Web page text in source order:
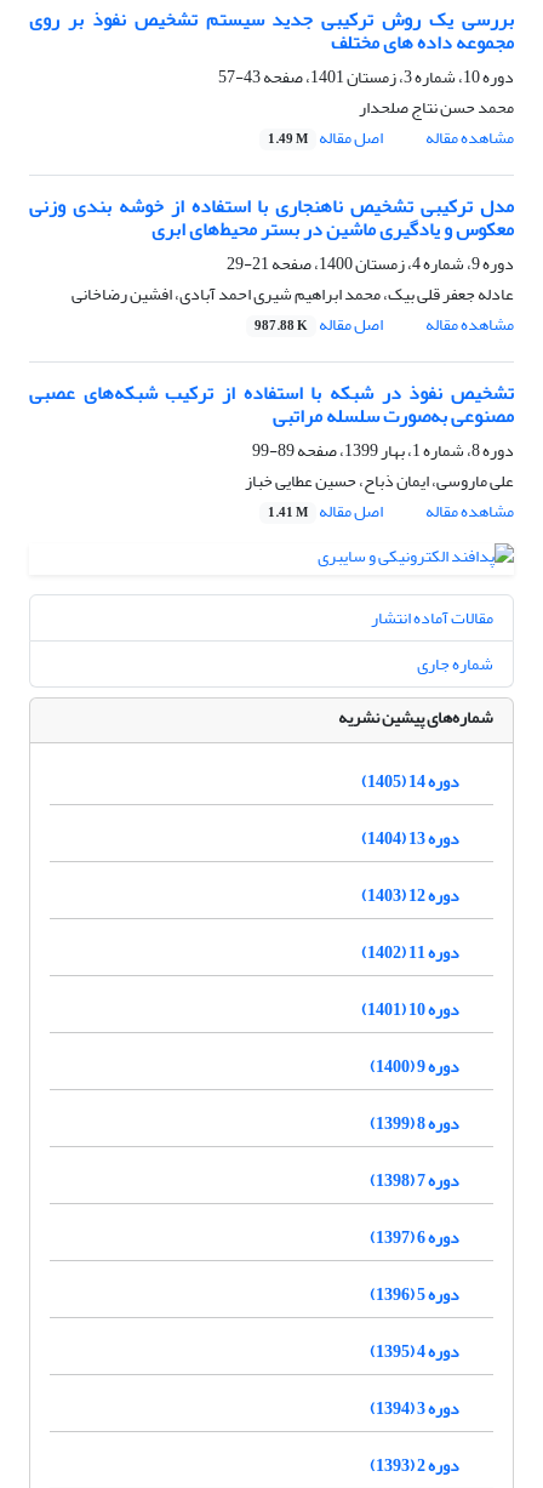
بررسی یک روش ترکیبی جدید سیستم تشخیص نفوذ بر روی
مجموعه داده های مختلف
دوره 10، شماره 3، زمستان 1401، صفحه
43-57
محمد حسن نتاج صلحدار
مشاهده مقاله
اصل مقاله 1.49 M
مدل ترکیبی تشخیص ناهنجاری با استفاده از خوشه بندی وزنی
معکوس و یادگیری ماشین در بستر محیط‌های ابری
دوره 9، شماره 4، زمستان 1400، صفحه
21-29
عادله جعفر قلی بیک، محمد ابراهیم شیری احمد آبادی، افشین رضاخانی
مشاهده مقاله
اصل مقاله 987.88 K
تشخیص نفوذ در شبکه با استفاده از ترکیب شبکه‌های عصبی
مصنوعی به‌صورت سلسله مراتبی
دوره 8، شماره 1، بهار 1399، صفحه
89-99
علی ماروسی، ایمان ذباح، حسین عطایی خباز
مشاهده مقاله
اصل مقاله 1.41 M
مقالات آماده انتشار
شماره جاری
شماره‌های پیشین نشریه
دوره 14 (1405)
دوره 13 (1404)
دوره 12 (1403)
دوره 11 (1402)
دوره 10 (1401)
دوره 9 (1400)
دوره 8 (1399)
دوره 7 (1398)
دوره 6 (1397)
دوره 5 (1396)
دوره 4 (1395)
دوره 3 (1394)
دوره 2 (1393)